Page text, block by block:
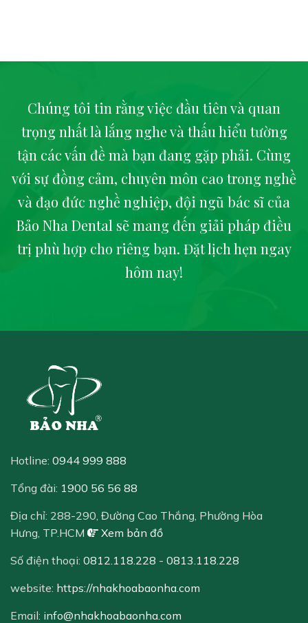
Chúng tôi tin rằng việc đầu tiên và quan
trọng nhất là lắng nghe và thấu hiểu tường
tận các vấn đề mà bạn đang gặp phải. Cùng
với sự đồng cảm, chuyên môn cao trong nghề
và đạo đức nghề nghiệp, đội ngũ bác sĩ của
Bảo Nha Dental sẽ mang đến giải pháp điều
trị phù hợp cho riêng bạn. Đặt lịch hẹn ngay
hôm nay!
Hotline: 0944 999 888
Tổng đài: 1900 56 56 88
Địa chỉ: 288-290, Đường Cao Thắng, Phường Hòa
Hưng, TP.HCM
Xem bản đồ
Số điện thoại: 0812.118.228 - 0813.118.228
website: https://nhakhoabaonha.com
Email: info@nhakhoabaonha.com